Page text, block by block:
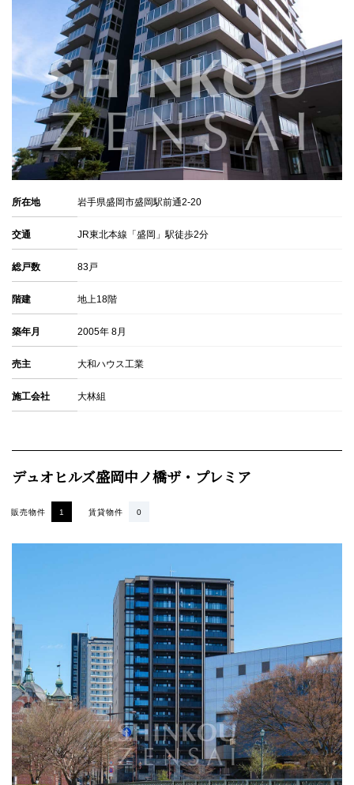
所在地 岩手県盛岡市盛岡駅前通2-20
交通 JR東北本線「盛岡」駅徒歩2分
総戸数 83戸
階建 地上18階
築年月 2005年 8月
売主 大和ハウス工業
施工会社 大林組
デュオヒルズ盛岡中ノ橋ザ・プレミア
賃貸物件 0
販売物件 1